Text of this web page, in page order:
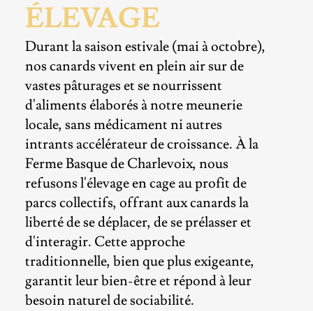
ÉLEVAGE
Durant la saison estivale (mai à octobre),
nos canards vivent en plein air sur de
vastes pâturages et se nourrissent
d'aliments élaborés à notre meunerie
locale, sans médicament ni autres
intrants accélérateur de croissance. À la
Ferme Basque de Charlevoix, nous
refusons l'élevage en cage au profit de
parcs collectifs, offrant aux canards la
liberté de se déplacer, de se prélasser et
d'interagir. Cette approche
traditionnelle, bien que plus exigeante,
garantit leur bien-être et répond à leur
besoin naturel de sociabilité.